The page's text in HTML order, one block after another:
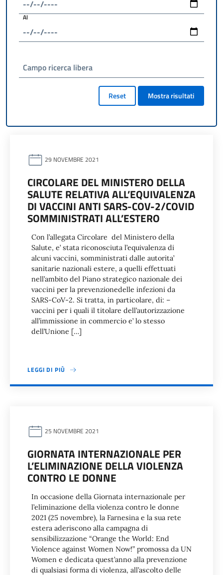
Al
Campo ricerca libera
Reset Mostra risultati
29 NOVEMBRE 2021
CIRCOLARE DEL MINISTERO DELLA
SALUTE RELATIVA ALL’EQUIVALENZA
DI VACCINI ANTI SARS-COV-2/COVID
SOMMINISTRATI ALL’ESTERO
Con l’allegata Circolare del Ministero della
Salute, e’ stata riconosciuta l’equivalenza di
alcuni vaccini, somministrati dalle autorita’
sanitarie nazionali estere, a quelli effettuati
nell’ambito del Piano strategico nazionale dei
vaccini per la prevenzionedelle infezioni da
SARS-CoV-2. Si tratta, in particolare, di: –
vaccini per i quali il titolare dell’autorizzazione
all’immissione in commercio e’ lo stesso
dell’Unione […]
LEGGI DI PIÙ
25 NOVEMBRE 2021
GIORNATA INTERNAZIONALE PER
L’ELIMINAZIONE DELLA VIOLENZA
CONTRO LE DONNE
In occasione della Giornata internazionale per
l’eliminazione della violenza contro le donne
2021 (25 novembre), la Farnesina e la sua rete
estera aderiscono alla campagna di
sensibilizzazione “Orange the World: End
Violence against Women Now!” promossa da UN
Women e dedicata quest’anno alla prevenzione
di qualsiasi forma di violenza, all’ascolto delle